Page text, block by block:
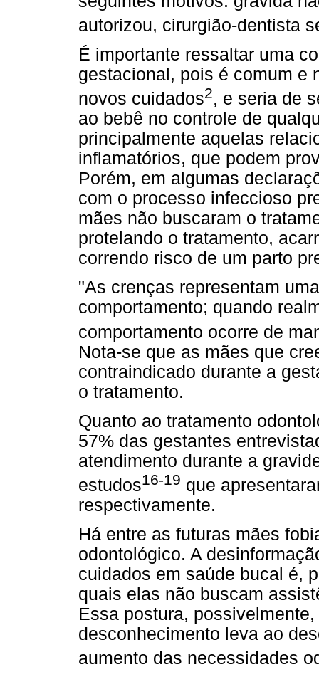
autorizou, cirurgião-dentista
É importante ressaltar uma
gestacional, pois é comum e
novos cuidados2, e seria de
ao bebê no controle de
principalmente aquelas
inflamatórios, que podem
Porém, em algumas
com o processo infeccioso
mães não buscaram o
protelando o tratamento,
correndo risco de um parto
"As crenças representam
comportamento; quando
comportamento ocorre de
Nota-se que as mães que
contraindicado durante a
o tratamento.
Quanto ao tratamento
57% das gestantes
atendimento durante a
estudos16-19 que
respectivamente.
Há entre as futuras mães
odontológico. A
cuidados em saúde bucal é,
quais elas não buscam
Essa postura,
desconhecimento leva ao
aumento das necessidades